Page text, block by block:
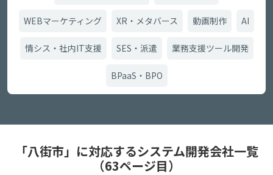
WEBマーケティング XR・メタバース 動画制作 AI
情シス・社内IT支援 SES・派遣 業務支援ツール開発
BPaaS・BPO
「八街市」に対応するシステム開発会社一覧
（63ページ目）